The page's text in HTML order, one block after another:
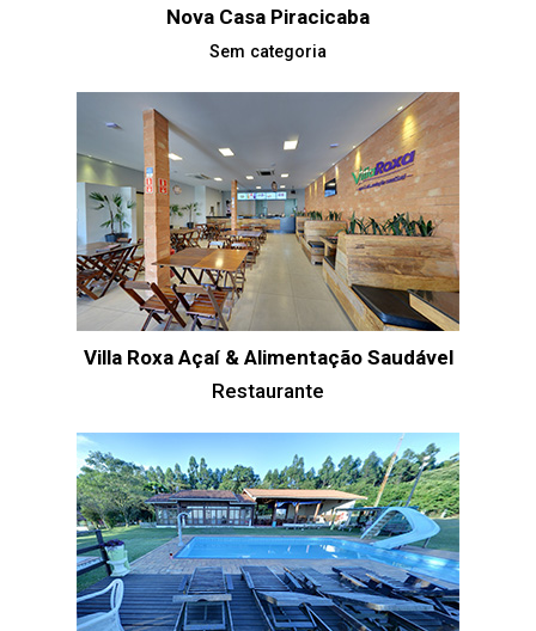
Nova Casa Piracicaba
Sem categoria
Villa Roxa Açaí & Alimentação Saudável
Restaurante